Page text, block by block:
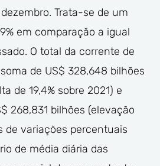
Trata-se de um
em comparação a igual
O total da corrente de
de US$ 328,648 bilhões
de 19,4% sobre 2021) e
268,831 bilhões (elevação
de variações percentuais
de média diária das